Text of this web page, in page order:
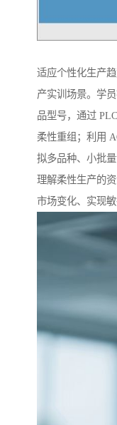
适应个性化生产
产实训场景。学
品型号，通过
柔性重组；利用
拟多品种、小批
理解柔性生产的
市场变化、实现